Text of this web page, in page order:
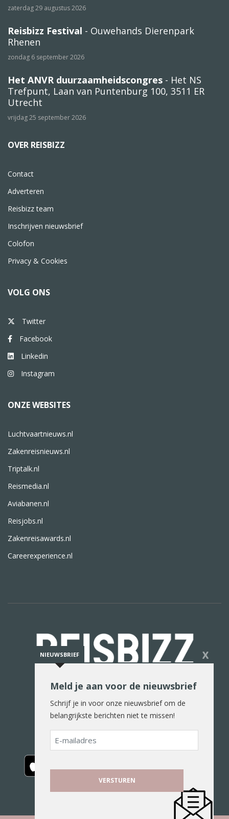
zaterdag 29 augustus 2026
Reisbizz Festival - Ouwehands Dierenpark
Rhenen
zondag 6 september 2026
Het ANVR duurzaamheidscongres - Het NS
Trefpunt, Laan van Puntenburg 100, 3511 ER
Utrecht
vrijdag 25 september 2026
OVER REISBIZZ
Contact
Adverteren
Reisbizz team
Inschrijven nieuwsbrief
Colofon
Privacy & Cookies
VOLG ONS
Twitter
Facebook
Linkedin
Instagram
ONZE WEBSITES
Luchtvaartnieuws.nl
Zakenreisnieuws.nl
Triptalk.nl
Reismedia.nl
Aviabanen.nl
Reisjobs.nl
Zakenreisawards.nl
Careerexperience.nl
De reiswereld in woord en beeld
NIEUWSBRIEF X
Meld je aan voor de nieuwsbrief
Schrijf je in voor onze nieuwsbrief om de
belangrijkste berichten niet te missen!
E-
mailadres